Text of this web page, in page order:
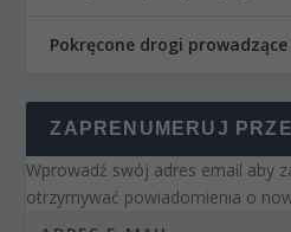
Pokręcone drogi
ZAPRENUMERUJ
Wprowadź swój adres email aby
otrzymywać powiadomienia o